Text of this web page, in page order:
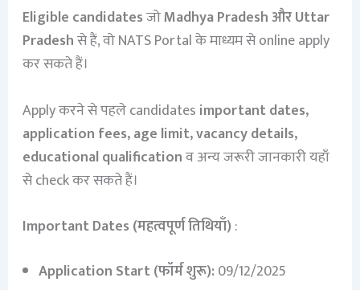
Eligible candidatesजोMadhya Pradesh और Uttar
Pradeshसे हैं, वो NATS Portal के माध्यम से online apply
कर सकते हैं।
Apply करने से पहले candidates important dates,
application fees, age limit, vacancy details,
educational qualificationव अन्य जरूरी जानकारी यहाँ
से check कर सकते हैं।
Important Dates (महत्वपूर्ण तिथियाँ) :
Application Start (फॉर्म शुरू): 09/12/2025